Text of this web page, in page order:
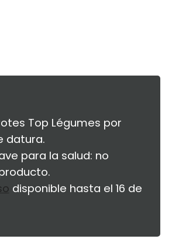
Top Légumes por
datura.
para la salud: no
disponible hasta el 16 de